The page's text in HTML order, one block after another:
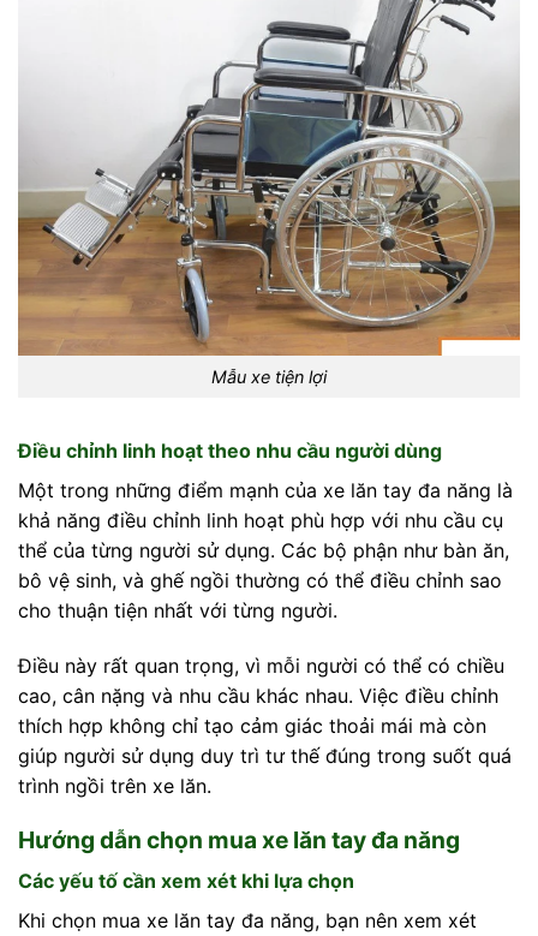
Mẫu xe tiện lợi
Điều chỉnh linh hoạt theo nhu cầu người dùng
Một trong những điểm mạnh của xe lăn tay đa năng là
khả năng điều chỉnh linh hoạt phù hợp với nhu cầu cụ
thể của từng người sử dụng. Các bộ phận như bàn ăn,
bô vệ sinh, và ghế ngồi thường có thể điều chỉnh sao
cho thuận tiện nhất với từng người.
Điều này rất quan trọng, vì mỗi người có thể có chiều
cao, cân nặng và nhu cầu khác nhau. Việc điều chỉnh
thích hợp không chỉ tạo cảm giác thoải mái mà còn
giúp người sử dụng duy trì tư thế đúng trong suốt quá
trình ngồi trên xe lăn.
Hướng dẫn chọn mua xe lăn tay đa năng
Các yếu tố cần xem xét khi lựa chọn
Khi chọn mua xe lăn tay đa năng, bạn nên xem xét